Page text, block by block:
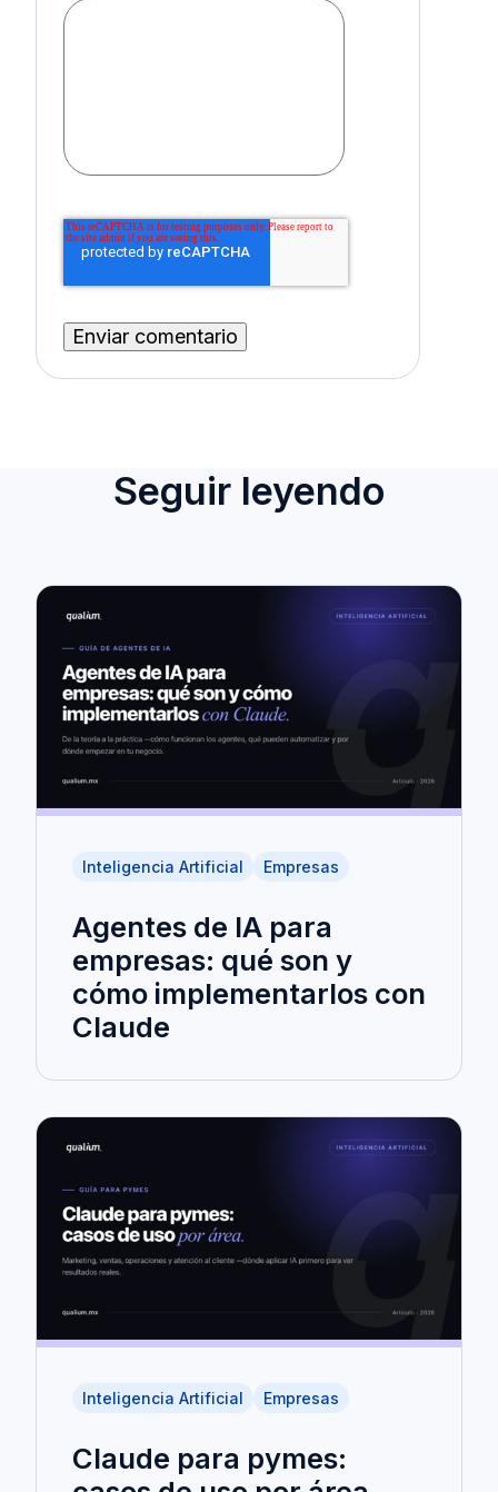
Seguir leyendo
Inteligencia Artificial Empresas
Agentes de IA para
empresas: qué son y
cómo implementarlos con
Claude
Inteligencia Artificial Empresas
Claude para pymes: